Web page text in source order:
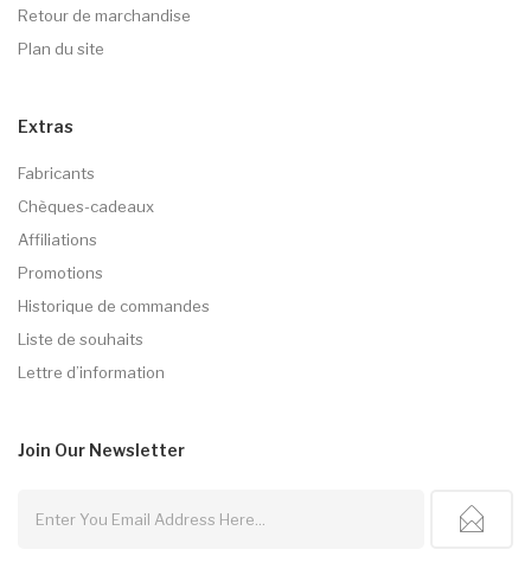
Retour de marchandise
Plan du site
Extras
Fabricants
Chèques-cadeaux
Affiliations
Promotions
Historique de commandes
Liste de souhaits
Lettre d’information
Join Our Newsletter